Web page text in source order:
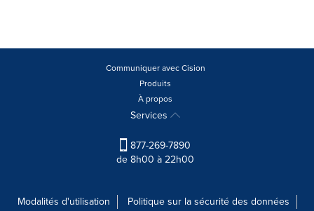
Communiquer avec Cision
Produits
À propos
Services
877-269-7890
de 8h00 à 22h00
Modalités d'utilisation Politique sur la sécurité des données